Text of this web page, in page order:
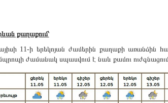
քաղաքում՝
11-ի երեկոյան ժամերին քաղաքի առանձին
ժամանակ սպասվում է նաև քամու